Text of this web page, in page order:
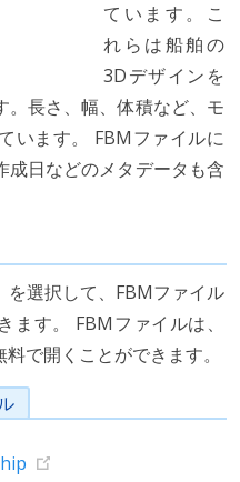
ています。こ
れらは船舶の
3Dデザインを
長さ、幅、体積など、モ
います。 FBMファイルに
成日などのメタデータも含
を選択して、FBMファイル
ます。 FBMファイルは、
で開くことができます。